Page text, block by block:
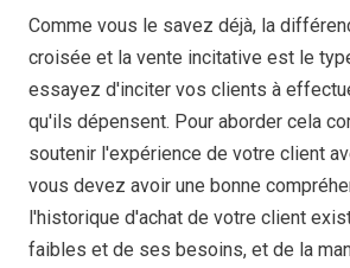
Comme vous le savez déjà, la
croisée et la vente incitative est le
essayez d'inciter vos clients à
qu'ils dépensent. Pour aborder cela
soutenir l'expérience de votre client
vous devez avoir une bonne
l'historique d'achat de votre client
faibles et de ses besoins, et de la